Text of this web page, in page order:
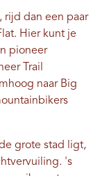
rijd dan een paar
Hier kunt je
pioneer
Trail
naar Big
grote stad ligt,
's